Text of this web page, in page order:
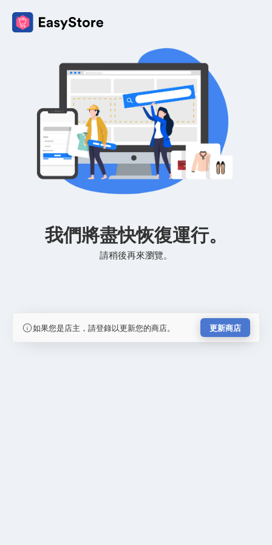
我們將盡快恢復運行。
請稍後再來瀏覽。
如果您是店主，請登錄以更新您的商店。 更新商店